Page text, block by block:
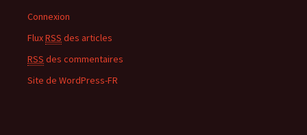
Connexion
FluxRSS des articles
RSS des commentaires
Site de WordPress-FR